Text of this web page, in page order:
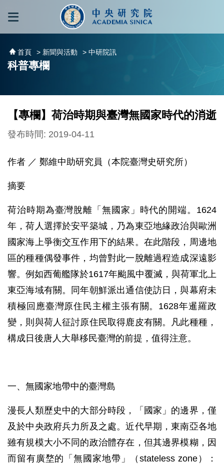
跳到主要內容區塊
首頁 > 新聞與活動 > 中研院訊
科普專欄
【專欄】荷治時期與臺灣無國家時代的消逝
發布時間: 2019-04-11
作者 ／ 鄭維中助研究員（本院臺灣史研究所）
摘要
荷治時期為臺灣脫離「無國家」時代的開端。1624
年，荷人選擇於安平築城，乃為東亞地緣政治與歐洲
國家海上爭衡交互作用下的結果。在此階段，周邊地
區的種種偶發事件，均曾對此一脫離過程造成深遠影
響。例如西葡艦隊於1617年颱風中覆滅，與荷軍北上
東亞海域有關。同年朝鮮派出通信使訪日，與幕府未
積極回應臺灣原住民主權主張有關。1628年暹羅政
變，則與荷人征討原住民取得鹿皮有關。凡此種種，
構成日後唐人大舉移民臺灣的前提，值得注意。
一、無國家地帶中的臺灣島
漫長人類歷史中的大部分時段，「國家」的邊界，僅
及於中央政府兵力所及之處。近代早期，東南亞各地
雖有規模大小不同的政治體存在，但其邊界模糊，因
而留有廣堥的「無國家地帶」（stateless zone）：